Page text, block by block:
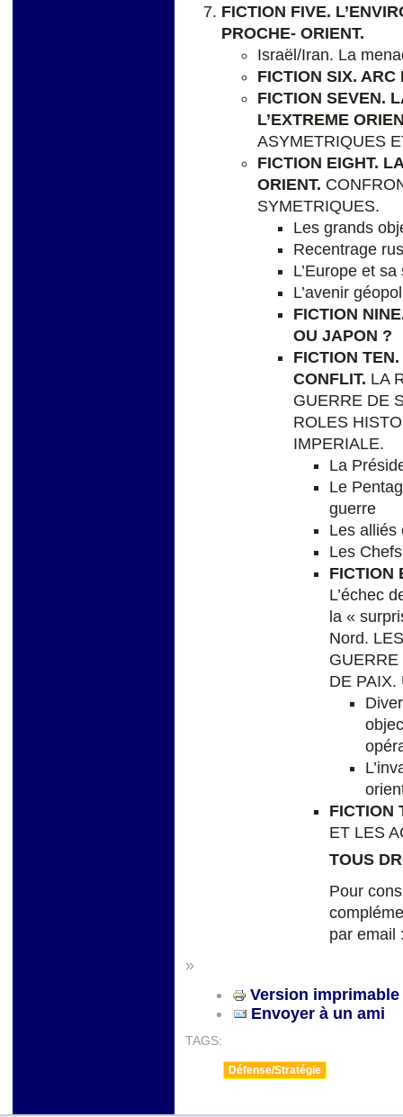
FICTION FIVE.
PROCHE- ORIENT.
Israël/Iran. La
FICTION SIX.
FICTION SEVEN.
L’EXTREME
ASYMETRIQUES
FICTION EIGHT.
ORIENT.
SYMETRIQUES.
Les grands
Recentrage
L’Europe et
L’avenir
FICTION
OU JAPON ?
FICTION
CONFLIT. LA
GUERRE DE
ROLES
IMPERIALE.
La
Le
guerre
Les alliés
Les
FICTION
L’échec
la «
Nord.
DE PAIX.
FICTION
ET LES
TOUS
Pour
par email
»
Version imprimable
Envoyer à un ami
TAGS:
Défense/Stratégie